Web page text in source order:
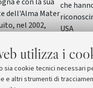
utilizza i
sia cookie tecnici necessari
e altri strumenti di
dell'Alma Mater
nel 2002,
primaria
che
USA